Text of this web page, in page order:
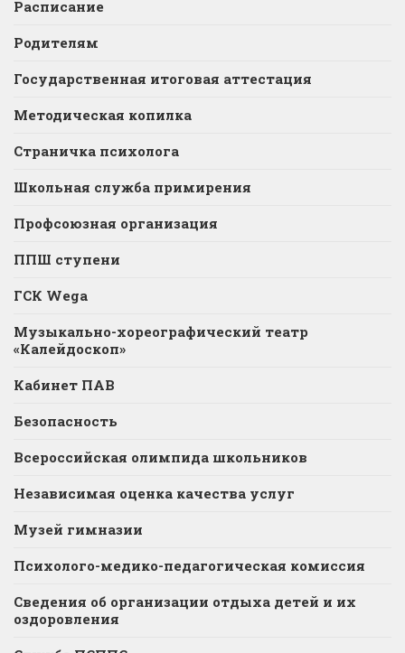
Расписание
Родителям
Государственная итоговая аттестация
Методическая копилка
Страничка психолога
Школьная служба примирения
Профсоюзная организация
ППШ ступени
ГСК Wega
Музыкально-хореографический театр
«Калейдоскоп»
Кабинет ПАВ
Безопасность
Всероссийская олимпида школьников
Независимая оценка качества услуг
Музей гимназии
Психолого-медико-педагогическая комиссия
Сведения об организации отдыха детей и их
оздоровления